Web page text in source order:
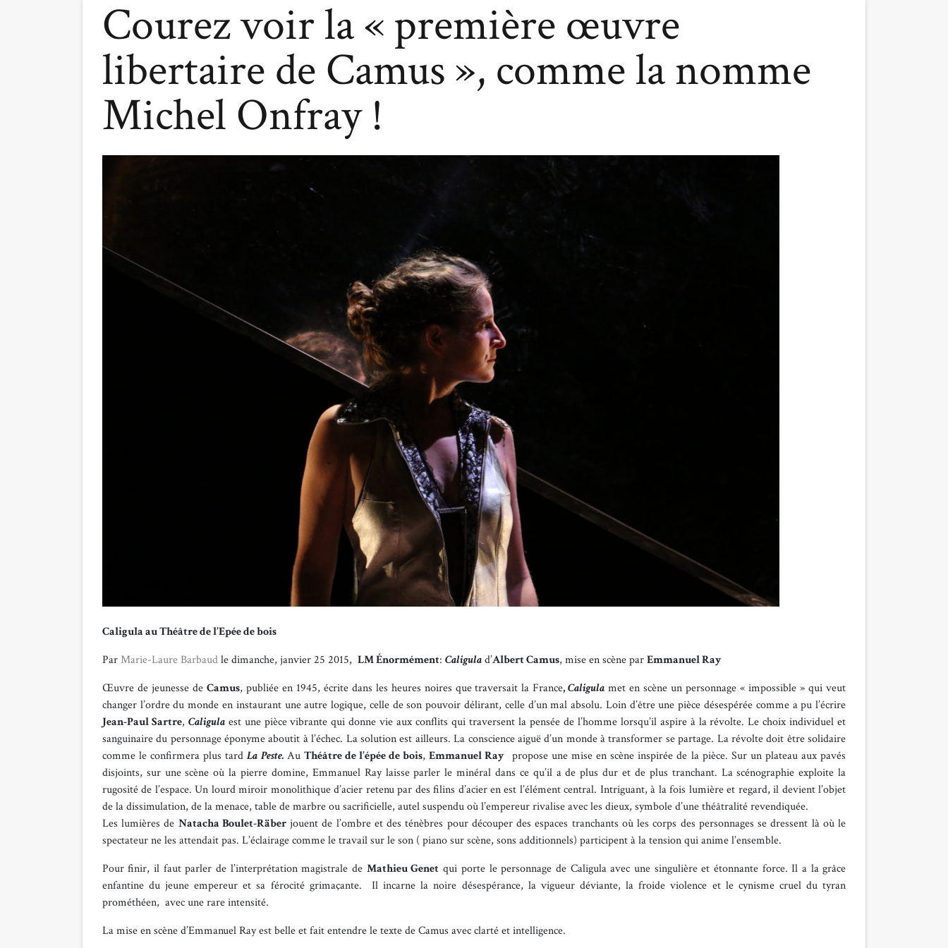
Courez voir la « première œuvre
libertaire de Camus », comme la nomme
Michel Onfray !
Caligula au Théâtre de l’Epée de bois
ParMarie-Laure Barbaudle dimanche, janvier 25 2015, LM Énormément: Caligulad’Albert Camus, mise en scène parEmmanuel Ray
Œuvre de jeunesse de Camus, publiée en 1945, écrite dans les heures noires que traversait la France,Caligula met en scène un personnage « impossible » qui veut
changer l’ordre du monde en instaurant une autre logique, celle de son pouvoir délirant, celle d’un mal absolu. Loin d’être une pièce désespérée comme a pu l’écrire
Jean-Paul Sartre, Caligulaest une pièce vibrante qui donne vie aux conflits qui traversent la pensée de l’homme lorsqu’il aspire à la révolte. Le choix individuel et
sanguinaire du personnage éponyme aboutit à l’échec. La solution est ailleurs. La conscience aiguë d’un monde à transformer se partage. La révolte doit être solidaire
comme le confirmera plus tardLa Peste. Au Théâtre de l’épée de bois,Emmanuel Ray propose une mise en scène inspirée de la pièce. Sur un plateau aux pavés
disjoints, sur une scène où la pierre domine, Emmanuel Ray laisse parler le minéral dans ce qu’il a de plus dur et de plus tranchant. La scénographie exploite la
rugosité de l’espace. Un lourd miroir monolithique d’acier retenu par des filins d’acier en est l’élément central. Intriguant, à la fois lumière et regard, il devient l’objet
de la dissimulation, de la menace, table de marbre ou sacrificielle, autel suspendu où l’empereur rivalise avec les dieux, symbole d’une théâtralité revendiquée.
Les lumières de Natacha Boulet-Räberjouent de l’ombre et des ténèbres pour découper des espaces tranchants où les corps des personnages se dressent là où le
spectateur ne les attendait pas. L’éclairage comme le travail sur le son ( piano sur scène, sons additionnels) participent à la tension qui anime l’ensemble.
Pour finir, il faut parler de l’interprétation magistrale de Mathieu Genet qui porte le personnage de Caligula avec une singulière et étonnante force. Il a la grâce
enfantine du jeune empereur et sa férocité grimaçante. Il incarne la noire désespérance, la vigueur déviante, la froide violence et le cynisme cruel du tyran
prométhéen, avec une rare intensité.
La mise en scène d’Emmanuel Ray est belle et fait entendre le texte de Camus avec clarté et intelligence.